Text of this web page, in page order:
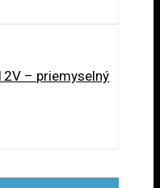
– priemyselný